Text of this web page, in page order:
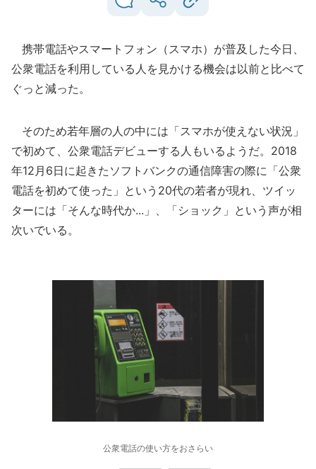
携帯電話やスマートフォン（スマホ）が普及した今日、
公衆電話を利用している人を見かける機会は以前と比べて
ぐっと減った。
そのため若年層の人の中には「スマホが使えない状況」
で初めて、公衆電話デビューする人もいるようだ。2018
年12月6日に起きたソフトバンクの通信障害の際に「公衆
電話を初めて使った」という20代の若者が現れ、ツイッ
ターには「そんな時代か...」、「ショック」という声が相
次いでいる。
公衆電話の使い方をおさらい